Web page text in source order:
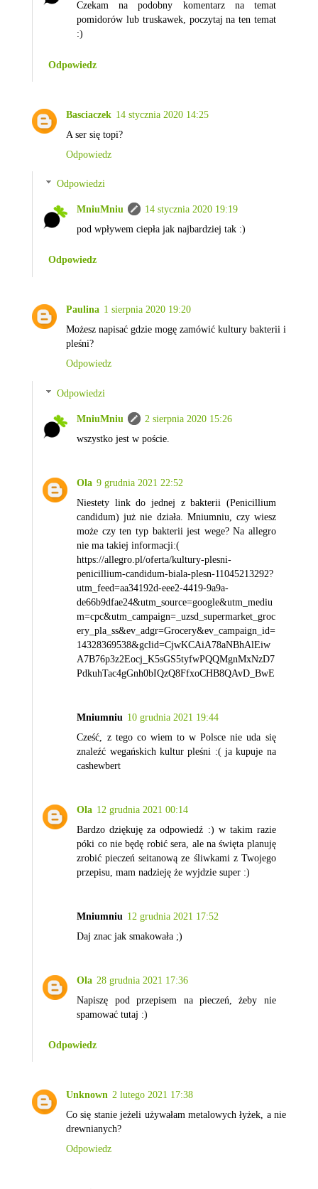
Czekam na podobny komentarz na temat
pomidorów lub truskawek, poczytaj na ten temat
:)
Odpowiedz
Basciaczek 14 stycznia 2020 14:25
A ser się topi?
Odpowiedz
Odpowiedzi
MniuMniu
14 stycznia 2020 19:19
pod wpływem ciepła jak najbardziej tak :)
Odpowiedz
Paulina 1 sierpnia 2020 19:20
Możesz napisać gdzie mogę zamówić kultury bakterii i
pleśni?
Odpowiedz
Odpowiedzi
MniuMniu
2 sierpnia 2020 15:26
wszystko jest w poście.
Ola 9 grudnia 2021 22:52
Niestety link do jednej z bakterii (Penicillium
candidum) już nie działa. Mniumniu, czy wiesz
może czy ten typ bakterii jest wege? Na allegro
nie ma takiej informacji:(
https://allegro.pl/oferta/kultury-plesni-
penicillium-candidum-biala-plesn-11045213292?
utm_feed=aa34192d-eee2-4419-9a9a-
de66b9dfae24&utm_source=google&utm_mediu
m=cpc&utm_campaign=_uzsd_supermarket_groc
ery_pla_ss&ev_adgr=Grocery&ev_campaign_id=
14328369538&gclid=CjwKCAiA78aNBhAlEiw
A7B76p3z2Eocj_K5sGS5tyfwPQQMgnMxNzD7
PdkuhTac4gGnh0bIQzQ8FfxoCHB8QAvD_BwE
Mniumniu 10 grudnia 2021 19:44
Cześć, z tego co wiem to w Polsce nie uda się
znaleźć wegańskich kultur pleśni :( ja kupuje na
cashewbert
Ola 12 grudnia 2021 00:14
Bardzo dziękuję za odpowiedź :) w takim razie
póki co nie będę robić sera, ale na święta planuję
zrobić pieczeń seitanową ze śliwkami z Twojego
przepisu, mam nadzieję że wyjdzie super :)
Mniumniu 12 grudnia 2021 17:52
Daj znac jak smakowała ;)
Ola 28 grudnia 2021 17:36
Napiszę pod przepisem na pieczeń, żeby nie
spamować tutaj :)
Odpowiedz
Unknown 2 lutego 2021 17:38
Co się stanie jeżeli używałam metalowych łyżek, a nie
drewnianych?
Odpowiedz